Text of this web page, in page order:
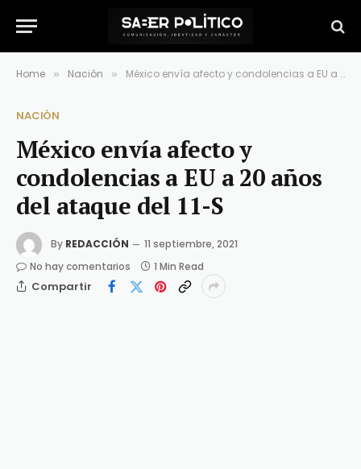
Home » Nación » México envía afecto y condolencias a EU a 20 años del ataque del 11-S
NACIÓN
México envía afecto y
condolencias a EU a 20 años
del ataque del 11-S
By REDACCIÓN
11 septiembre, 2021
No hay comentarios
1 Min Read
Compartir